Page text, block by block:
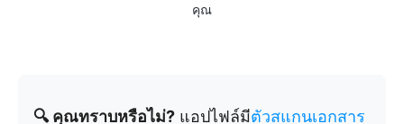
คุณ
🔍 คุณทราบหรือไม่? แอปไฟล์มีตัวสแกนเอกสาร